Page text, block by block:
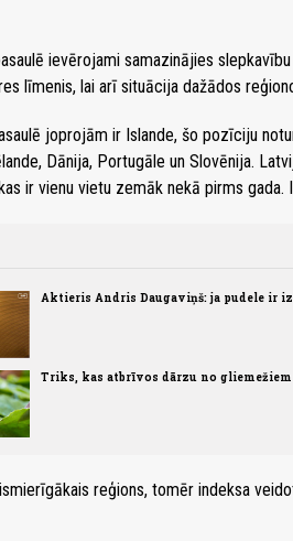
ievērojami samazinājies
līmenis, lai arī situācija dažādos
joprojām ir Islande, šo pozīciju
Dānija, Portugāle un Slovēnija.
ir vienu vietu zemāk nekā pirms
Aktieris Andris Daugaviņš: ja pudele ir
Triks, kas atbrīvos dārzu no
reģions, tomēr indeksa